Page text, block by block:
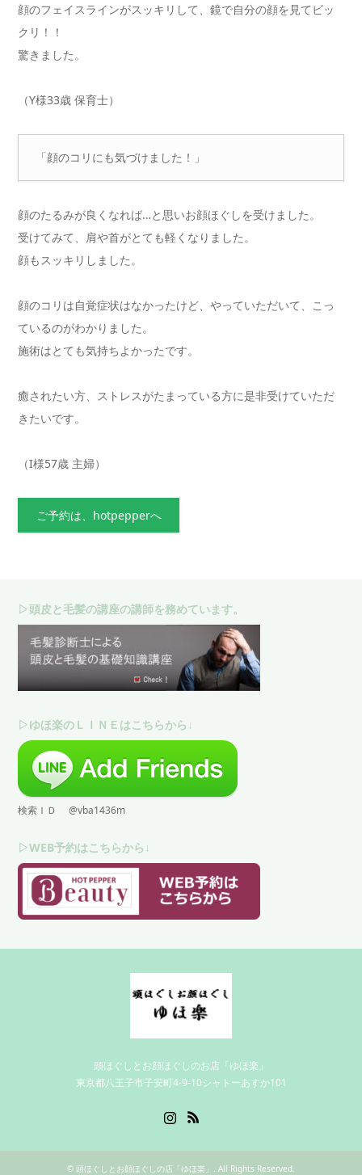
顔のフェイスラインがスッキリして、鏡で自分の顔を見てビッ
クリ！！
驚きました。
（Y様33歳 保育士）
「顔のコリにも気づけました！」
顔のたるみが良くなれば…と思いお顔ほぐしを受けました。
受けてみて、肩や首がとても軽くなりました。
顔もスッキリしました。
顔のコリは自覚症状はなかったけど、やっていただいて、こっ
ているのがわかりました。
施術はとても気持ちよかったです。
癒されたい方、ストレスがたまっている方に是非受けていただ
きたいです。
（I様57歳 主婦）
ご予約は、hotpepperへ
▷頭皮と毛髪の講座の講師を務めています。
▷ゆほ楽のＬＩＮＥはこちらから↓
検索ＩＤ @vba1436m
▷WEB予約はこちらから↓
頭ほぐしとお顔ほぐしのお店「ゆほ楽」
東京都八王子市子安町4-9-10シャトーあすか101
© 頭ほぐしとお顔ほぐしの店「ゆほ楽」 . All Rights Reserved.